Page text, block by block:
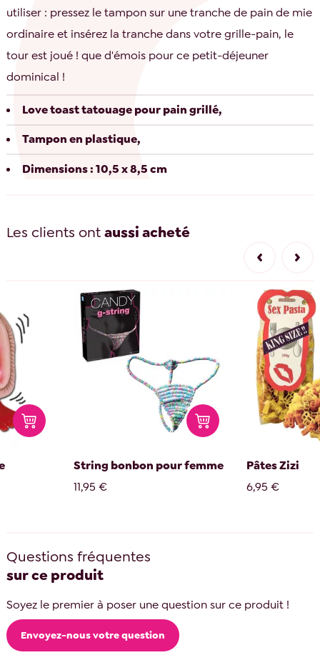
utiliser : pressez le tampon sur une tranche de pain de mie
ordinaire et insérez la tranche dans votre grille-pain, le
tour est joué ! que d'émois pour ce petit-déjeuner
dominical !
Love toast tatouage pour pain grillé,
Tampon en plastique,
Dimensions : 10,5 x 8,5 cm
Les clients ontaussi acheté
String bonbon pour femme
11,95 €
Pâtes Zizi
6,95 €
Questions fréquentes
sur ce produit
Soyez le premier à poser une question sur ce produit !
Envoyez-nous votre question